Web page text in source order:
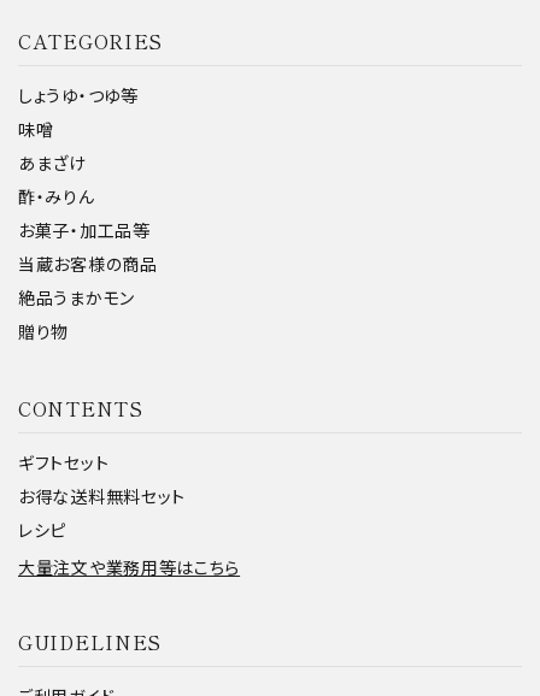
CATEGORIES
しょうゆ・つゆ等
味噌
あまざけ
酢・みりん
お菓子・加工品等
当蔵お客様の商品
絶品うまかモン
贈り物
CONTENTS
ギフトセット
お得な送料無料セット
レシピ
大量注文や業務用等はこちら
GUIDELINES